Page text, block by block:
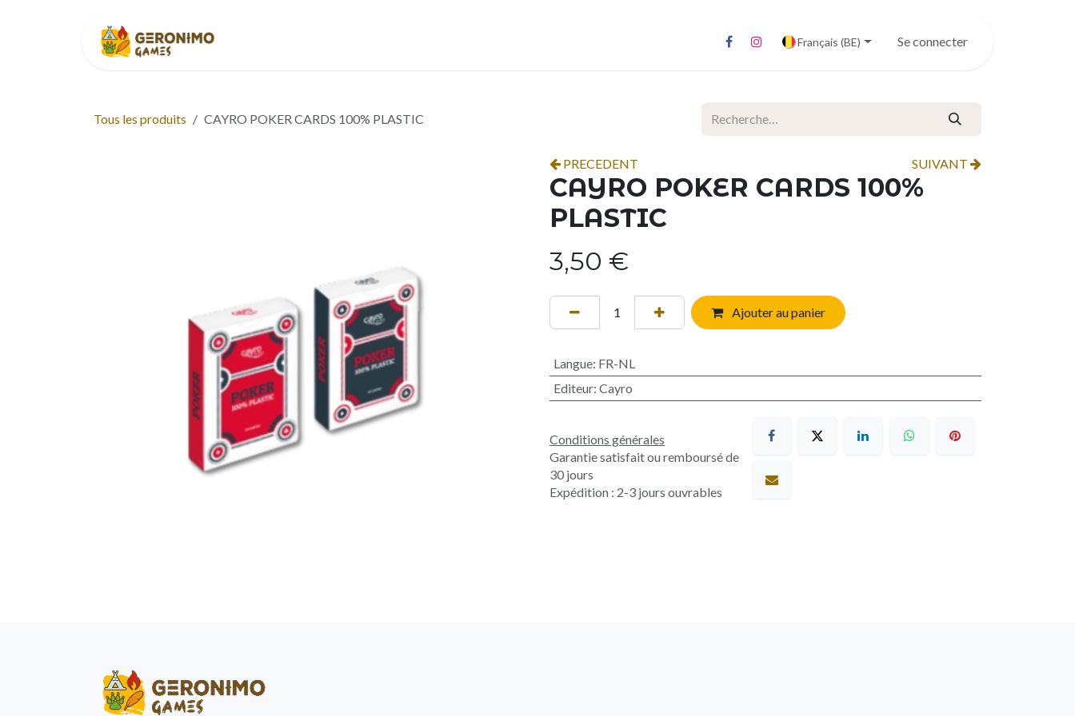
Français (BE) Se connecter
Tous les produits CAYRO POKER CARDS 100% PLASTIC
PRECEDENT SUIVANT
CAYRO POKER CARDS 100%
PLASTIC
3,50 €
Ajouter au panier
Langue: FR-NL
Editeur: Cayro
Conditions générales
Garantie satisfait ou remboursé de
30 jours
Expédition : 2-3 jours ouvrables